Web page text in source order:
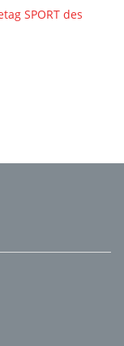
SPORT des